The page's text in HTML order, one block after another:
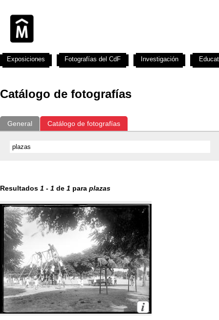
Catálogo de fotografías
General Catálogo de fotografías
Resultados 1 - 1 de 1 para plazas
Exposiciones Fotografías del CdF Investigación